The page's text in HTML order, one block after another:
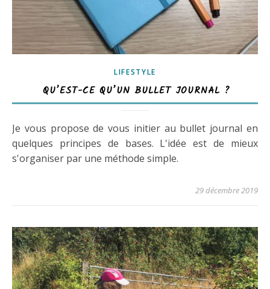
LIFESTYLE
QU’EST-CE QU’UN BULLET JOURNAL ?
Je vous propose de vous initier au bullet journal en
quelques principes de bases. L'idée est de mieux
s'organiser par une méthode simple.
29 décembre 2019